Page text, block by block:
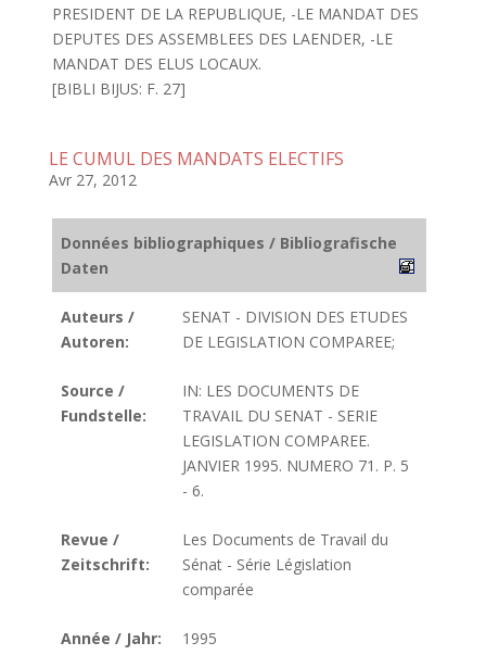
PRESIDENT DE LA REPUBLIQUE, -LE MANDAT DES
DEPUTES DES ASSEMBLEES DES LAENDER, -LE
MANDAT DES ELUS LOCAUX.
[BIBLI BIJUS: F. 27]
LE CUMUL DES MANDATS ELECTIFS
Avr 27, 2012
Données bibliographiques / Bibliografische
Daten
Auteurs /
Autoren:
SENAT - DIVISION DES ETUDES
DE LEGISLATION COMPAREE;
Source /
Fundstelle:
IN: LES DOCUMENTS DE
TRAVAIL DU SENAT - SERIE
LEGISLATION COMPAREE.
JANVIER 1995. NUMERO 71. P. 5
- 6.
Revue /
Zeitschrift:
Les Documents de Travail du
Sénat - Série Législation
comparée
Année / Jahr: 1995